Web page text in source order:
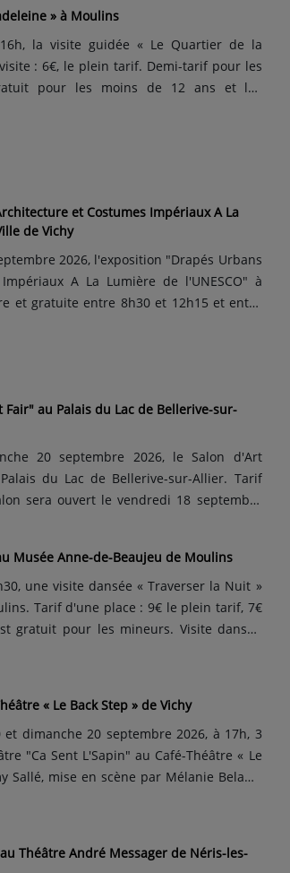
» à Moulins
la visite guidée « Le Quartier de la
: 6€, le plein tarif. Demi-tarif pour les
pour les moins de 12 ans et les
et Costumes Impériaux A La
de Vichy
2026, l'exposition "Drapés Urbans
A La Lumière de l'UNESCO" à
et gratuite entre 8h30 et 12h15 et entre
au Palais du Lac de Bellerive-sur-
20 septembre 2026, le Salon d'Art
du Lac de Bellerive-sur-Allier. Tarif
sera ouvert le vendredi 18 septembre
Musée Anne-de-Beaujeu de Moulins
une visite dansée « Traverser la Nuit »
Tarif d'une place : 9€ le plein tarif, 7€
gratuit pour les mineurs. Visite dansée
« Le Back Step » de Vichy
dimanche 20 septembre 2026, à 17h, 3
"Ca Sent L'Sapin" au Café-Théâtre « Le
Sallé, mise en scène par Mélanie Belamy
Théâtre André Messager de Néris-les-